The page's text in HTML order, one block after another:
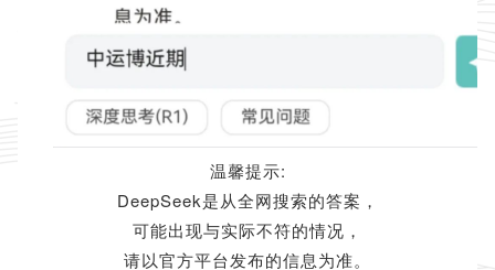
温馨提示:
DeepSeek是从全网搜索的答案，
可能出现与实际不符的情况，
请以官方平台发布的信息为准。